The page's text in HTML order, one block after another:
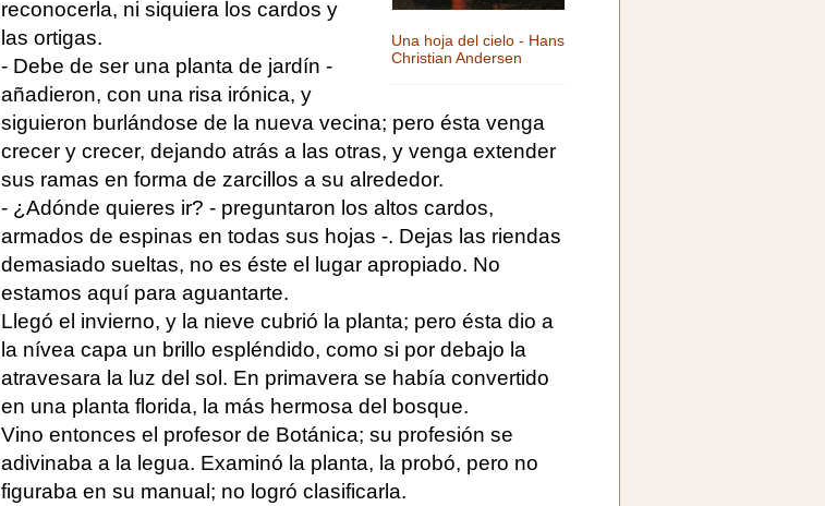
Una hoja del cielo - Hans
Christian Andersen
reconocerla, ni siquiera los cardos y
las ortigas.
- Debe de ser una planta de jardín -
añadieron, con una risa irónica, y
siguieron burlándose de la nueva vecina; pero ésta venga
crecer y crecer, dejando atrás a las otras, y venga extender
sus ramas en forma de zarcillos a su alrededor.
- ¿Adónde quieres ir? - preguntaron los altos cardos,
armados de espinas en todas sus hojas -. Dejas las riendas
demasiado sueltas, no es éste el lugar apropiado. No
estamos aquí para aguantarte.
Llegó el invierno, y la nieve cubrió la planta; pero ésta dio a
la nívea capa un brillo espléndido, como si por debajo la
atravesara la luz del sol. En primavera se había convertido
en una planta florida, la más hermosa del bosque.
Vino entonces el profesor de Botánica; su profesión se
adivinaba a la legua. Examinó la planta, la probó, pero no
figuraba en su manual; no logró clasificarla.